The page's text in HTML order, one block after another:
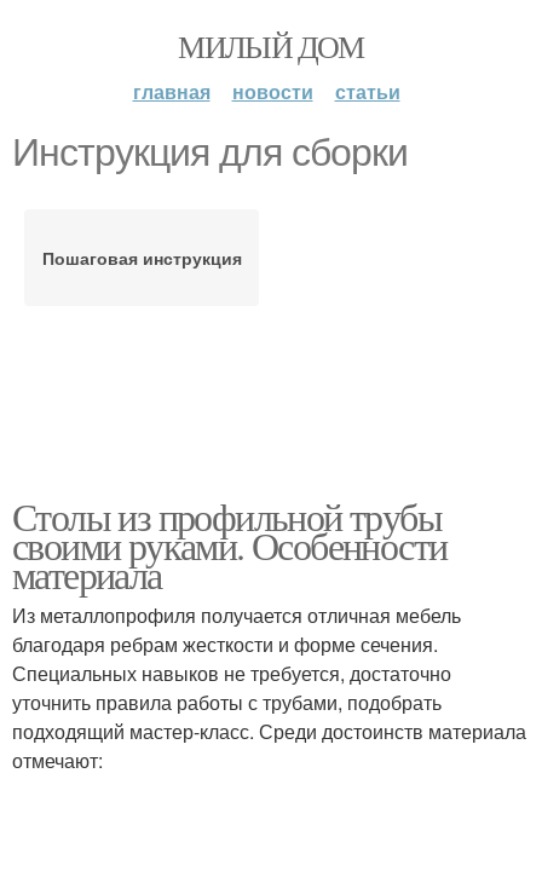
МИЛЫЙ ДОМ
главная новости статьи
Инструкция для сборки
Пошаговая инструкция
Столы из профильной трубы
своими руками. Особенности
материала
Из металлопрофиля получается отличная мебель
благодаря ребрам жесткости и форме сечения.
Специальных навыков не требуется, достаточно
уточнить правила работы с трубами, подобрать
подходящий мастер-класс. Среди достоинств материала
отмечают: